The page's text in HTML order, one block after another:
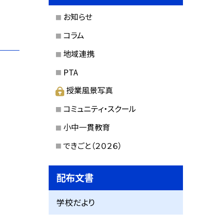
お知らせ
コラム
地域連携
PTA
授業風景写真
コミュニティ・スクール
小中一貫教育
できごと（２０２６）
配布文書
学校だより